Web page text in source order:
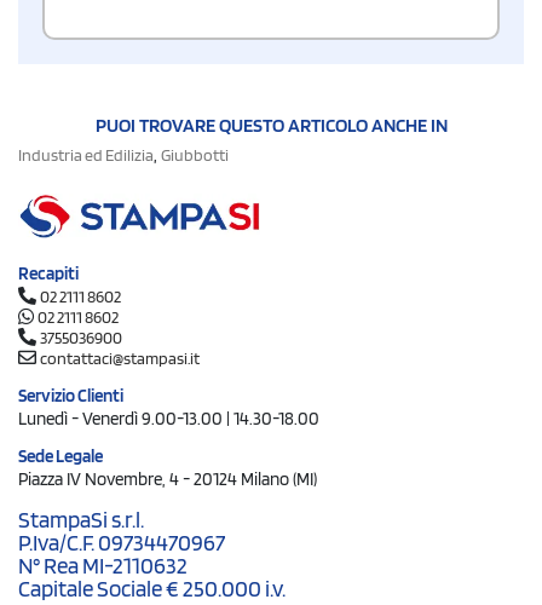
PUOI TROVARE QUESTO ARTICOLO ANCHE IN
Industria ed Edilizia Giubbotti
Recapiti
02 2111 8602
02 2111 8602
3755036900
contattaci@stampasi.it
Servizio Clienti
Lunedì - Venerdì 9.00-13.00 | 14.30-18.00
Sede Legale
Piazza IV Novembre, 4 - 20124 Milano (MI)
StampaSi s.r.l.
P.Iva/C.F. 09734470967
N° Rea MI-2110632
Capitale Sociale € 250.000 i.v.